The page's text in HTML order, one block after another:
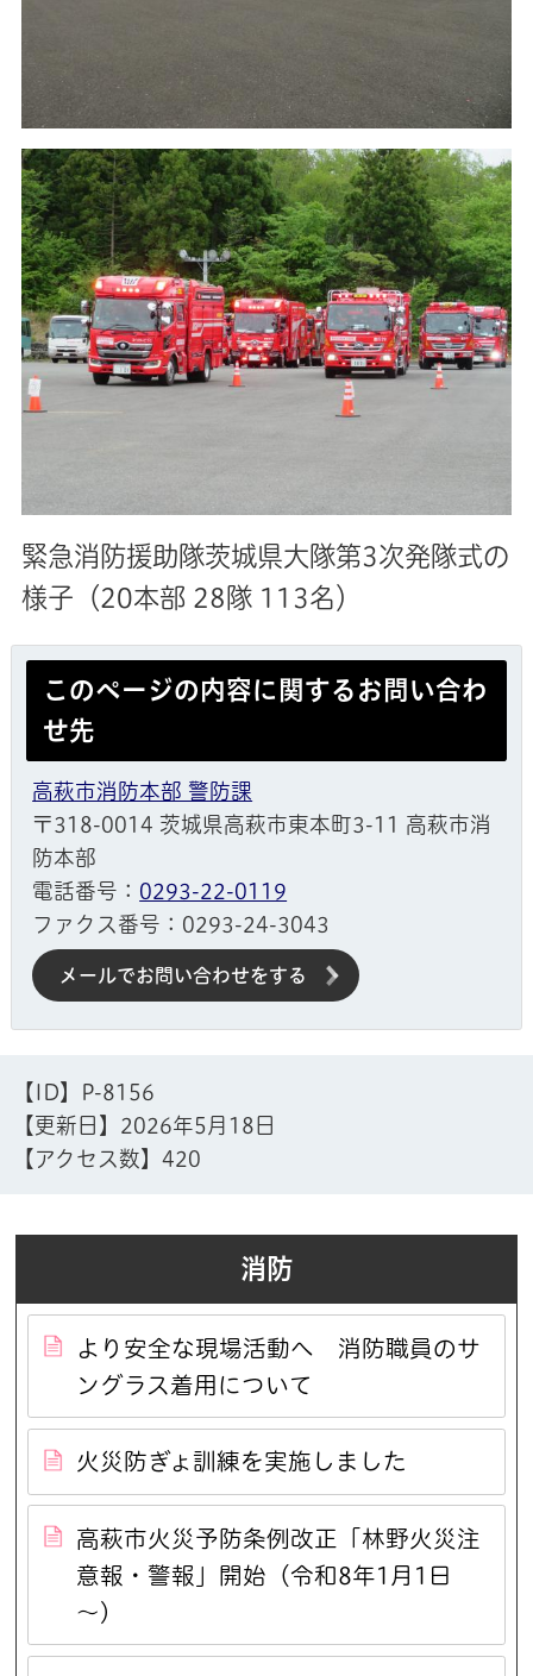
緊急消防援助隊茨城県大隊第3次発隊式の
様子（20本部 28隊 113名）
このページの内容に関するお問い合わ
せ先
高萩市消防本部 警防課
〒318-0014 茨城県高萩市東本町3-11 高萩市消
防本部
電話番号： 0293-22-0119
ファクス番号：0293-24-3043
メールでお問い合わせをする
【ID】
P-8156
【更新日】 2026年5月18日
【アクセス数】420
消防
より安全な現場活動へ 消防職員のサ
ングラス着用について
火災防ぎょ訓練を実施しました
高萩市火災予防条例改正「林野火災注
意報・警報」開始（令和8年1月1日
～）